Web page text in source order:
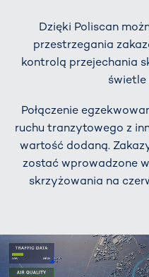
Dzięki Poliscan
przestrzegania
kontrolą przejechania
świetle
Połączenie
ruchu tranzytowego z
wartość dodaną.
zostać wprowadzone
skrzyżowania na